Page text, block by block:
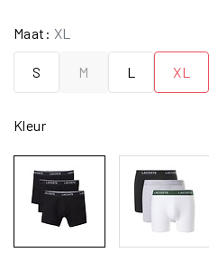
Maat: XL
S M L XL
Kleur